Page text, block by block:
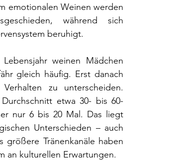
emotionalen Weinen werden
während sich
beruhigt.
weinen Mädchen
gleich häufig. Erst danach
zu unterscheiden.
etwa 30- bis 60-
nur 6 bis 20 Mal. Das liegt
Unterschieden – auch
größere Tränenkanäle haben
an kulturellen Erwartungen.